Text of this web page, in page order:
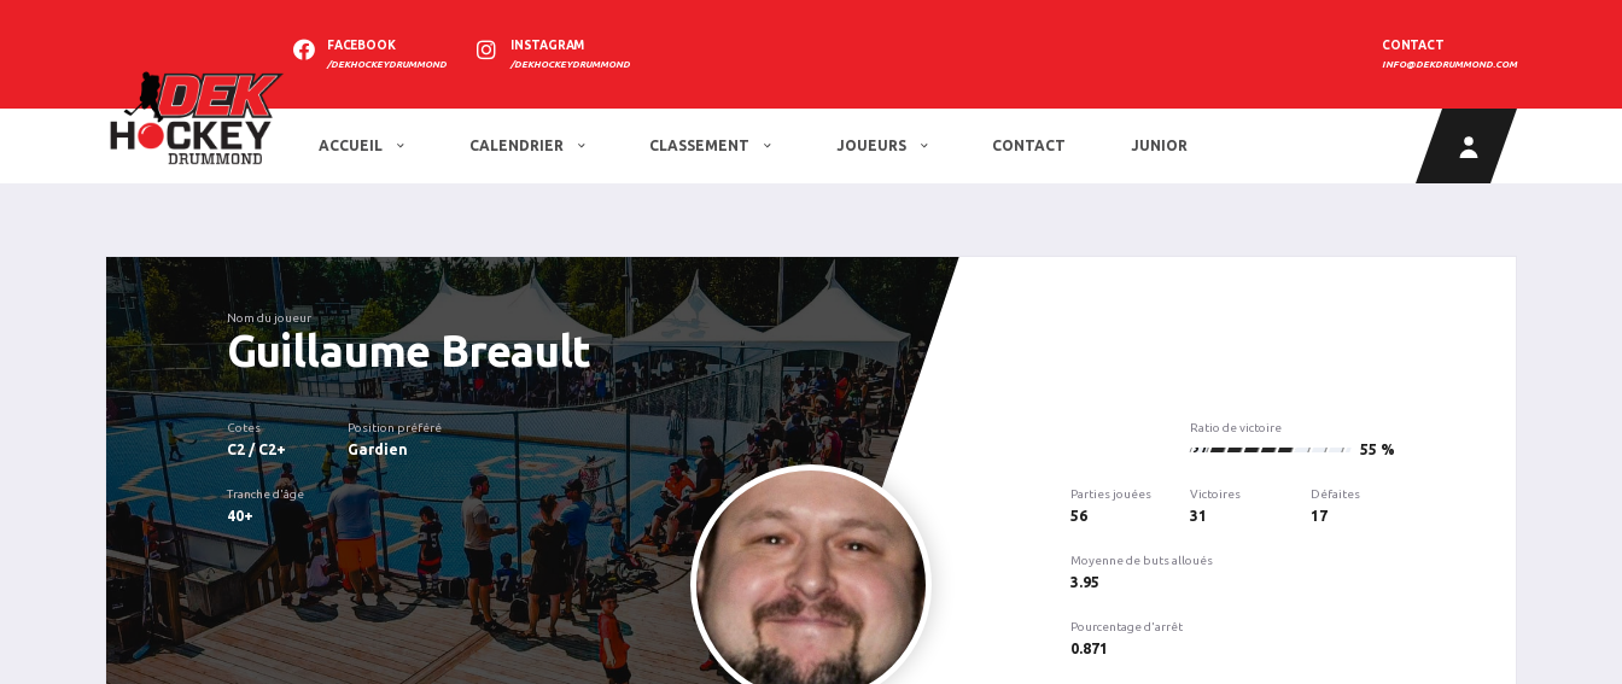
FACEBOOK
/DEKHOCKEYDRUMMOND
INSTAGRAM
/DEKHOCKEYDRUMMOND
CONTACT
INFO@DEKDRUMMOND.COM
ACCUEIL CALENDRIER CLASSEMENT JOUEURS CONTACT JUNIOR
Nom du joueur
Guillaume Breault
Cotes
C2 / C2+
Position préféré
Gardien
Tranche d'âge
40+
Ratio de victoire
31 55 %
Parties jouées
56
Victoires
31
Défaites
17
Moyenne de buts alloués
3.95
Pourcentage d'arrêt
0.871